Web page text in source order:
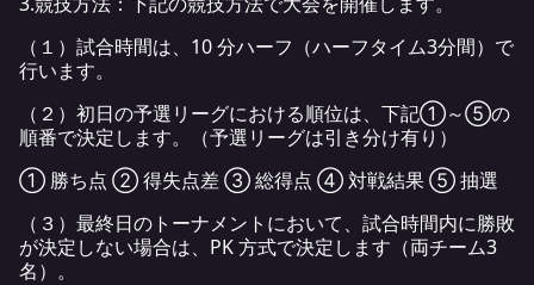
（１）試合時間は、10 分ハーフ（ハーフタイム3分間）で
行います。
（２）初日の予選リーグにおける順位は、下記①～⑤の
順番で決定します。（予選リーグは引き分け有り）
① 勝ち点 ② 得失点差 ③ 総得点 ④ 対戦結果 ⑤ 抽選
（３）最終日のトーナメントにおいて、試合時間内に勝敗
が決定しない場合は、PK 方式で決定します（両チーム3
名）。